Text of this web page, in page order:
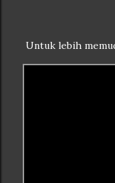
Untuk lebih